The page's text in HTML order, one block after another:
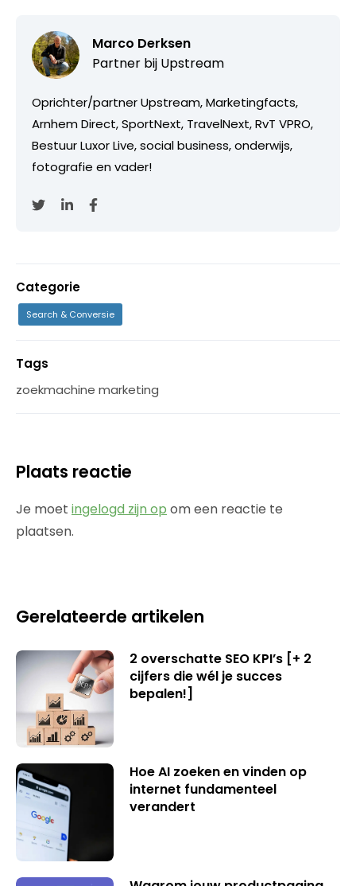
Marco Derksen
Partner bij Upstream
Oprichter/partner Upstream, Marketingfacts,
Arnhem Direct, SportNext, TravelNext, RvT VPRO,
Bestuur Luxor Live, social business, onderwijs,
fotografie en vader!
Categorie
Search & Conversie
Tags
zoekmachine marketing
Plaats reactie
Je moet ingelogd zijn op om een reactie te
plaatsen.
Gerelateerde artikelen
2 overschatte SEO KPI’s [+ 2
cijfers die wél je succes
bepalen!]
Hoe AI zoeken en vinden op
internet fundamenteel
verandert